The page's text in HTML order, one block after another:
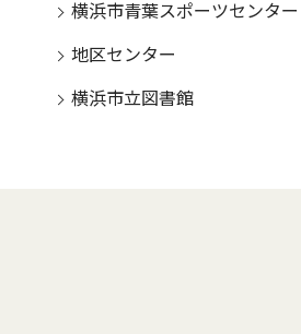
横浜市青葉スポーツセンター
地区センター
横浜市立図書館